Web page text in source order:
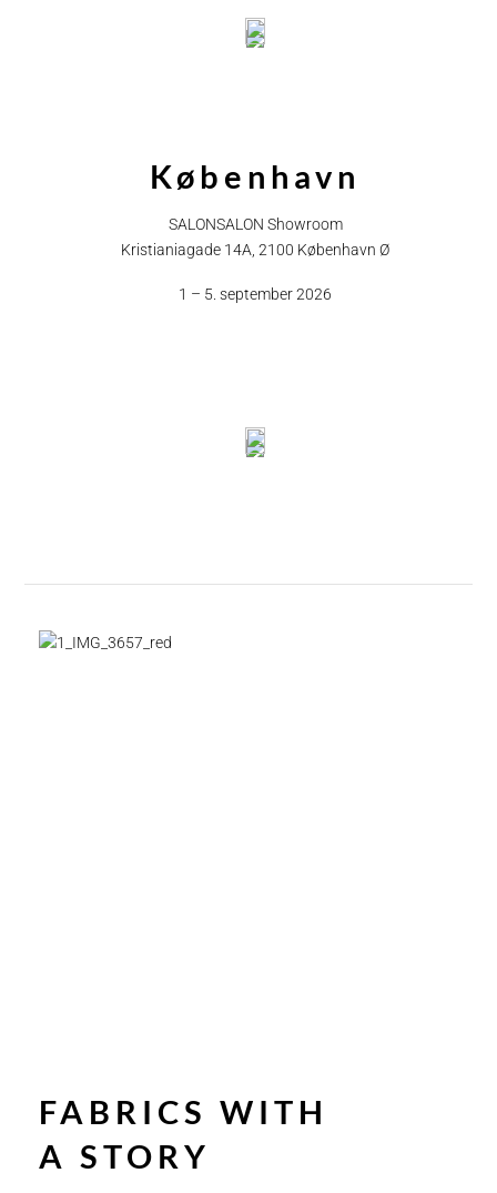
København
SALONSALON Showroom
Kristianiagade 14A, 2100 København Ø
1 – 5. september 2026
FABRICS WITH
A STORY